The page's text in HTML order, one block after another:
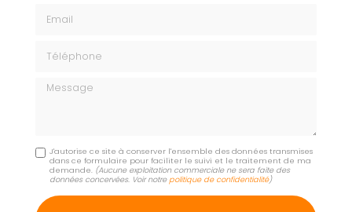
Message
J'autorise ce site à conserver l'ensemble des données transmises
dans ce formulaire pour faciliter le suivi et le traitement de ma
demande. (Aucune exploitation commerciale ne sera faite des
données concervées. Voir notrepolitique de confidentialité)